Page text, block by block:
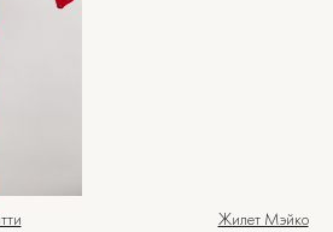
Жилет Мэйко
размер
и оплата
за изделиями
и брак
сертификаты